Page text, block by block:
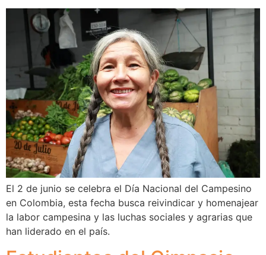
El 2 de junio se celebra el Día Nacional del Campesino
en Colombia, esta fecha busca reivindicar y homenajear
la labor campesina y las luchas sociales y agrarias que
han liderado en el país.